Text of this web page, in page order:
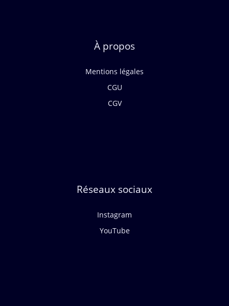
À propos
Mentions légales
CGU
CGV
Réseaux sociaux
Instagram
YouTube